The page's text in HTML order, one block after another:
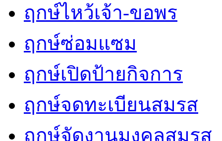
ฤกษ์ไหว้เจ้า-ขอพร
ฤกษ์ซ่อมแซม
ฤกษ์เปิดป้ายกิจการ
ฤกษ์จดทะเบียนสมรส
ฤกษ์จัดงานมงคลสมรส